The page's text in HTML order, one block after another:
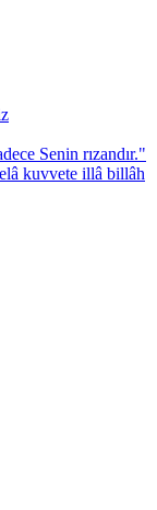
Senin rızandır."
kuvvete illâ billâh